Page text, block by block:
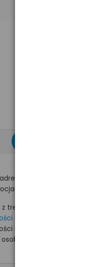
e-mail
na hurt.com.pl.
treścią i akceptuję
i wyrażam zgodę
na